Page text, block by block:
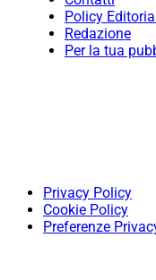
Policy
Redazione
Per la tua
Privacy Policy
Cookie Policy
Preferenze